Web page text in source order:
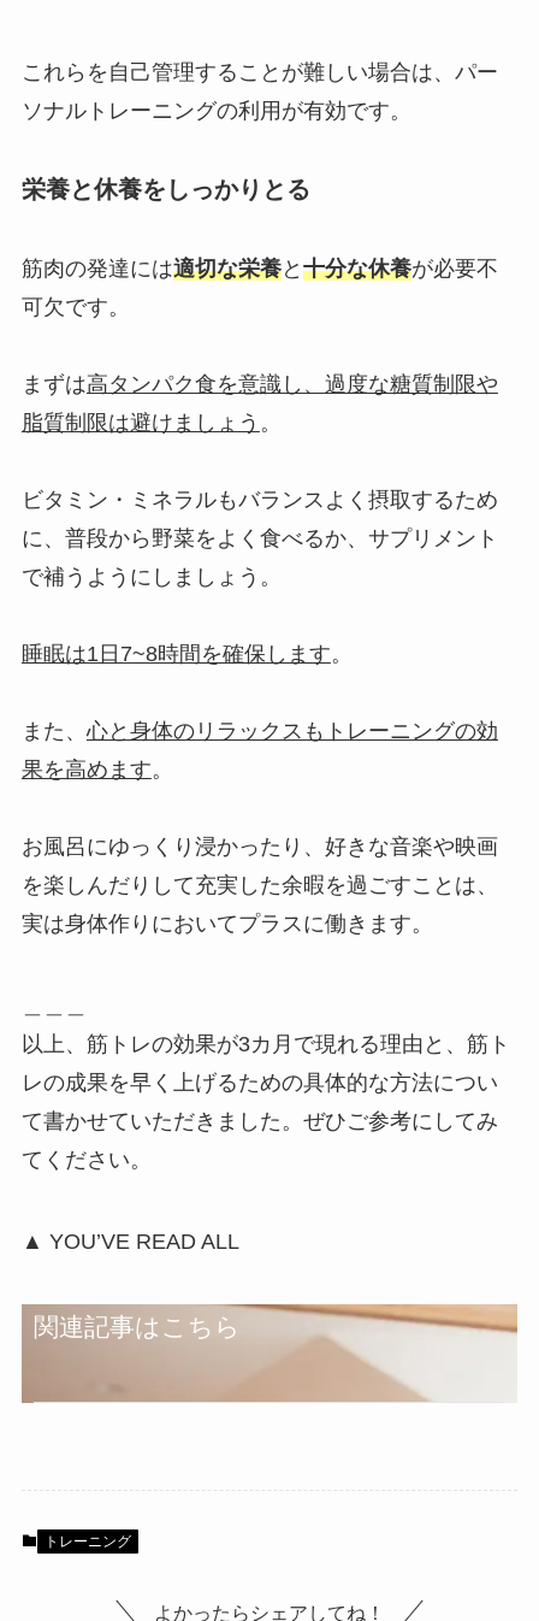
これらを自己管理することが難しい場合は、パー
ソナルトレーニングの利用が有効です。
栄養と休養をしっかりとる
筋肉の発達には適切な栄養と 十分な休養が必要不
可欠です。
まずは高タンパク食を意識し、過度な糖質制限や
脂質制限は避けましょう 。
ビタミン・ミネラルもバランスよく摂取するため
に、普段から野菜をよく食べるか、サプリメント
で補うようにしましょう。
睡眠は1日7~8時間を確保します。
また、心と身体のリラックスもトレーニングの効
果を高めます。
お風呂にゆっくり浸かったり、好きな音楽や映画
を楽しんだりして充実した余暇を過ごすことは、
実は身体作りにおいてプラスに働きます。
以上、筋トレの効果が3カ月で現れる理由と、筋ト
レの成果を早く上げるための具体的な方法につい
て書かせていただきました。ぜひご参考にしてみ
てください。
▲ YOU’VE READ ALL
関連記事はこちら
トレーニング
よかったらシェアしてね！